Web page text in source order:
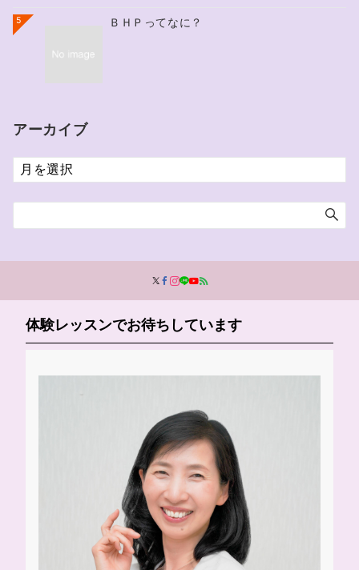
5 ＢＨＰってなに？
アーカイブ
ア
ー
ブ
体験レッスンでお待ちしています